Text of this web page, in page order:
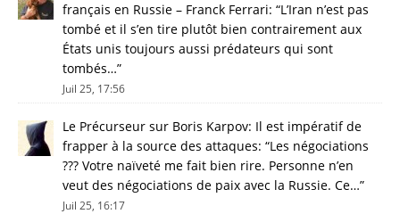
français en Russie – Franck Ferrari: “L’Iran n’est pas
tombé et il s’en tire plutôt bien contrairement aux
États unis toujours aussi prédateurs qui sont
tombés…”
Juil 25, 17:56
Le Précurseur sur Boris Karpov: Il est impératif de
frapper à la source des attaques: “Les négociations
??? Votre naïveté me fait bien rire. Personne n’en
veut des négociations de paix avec la Russie. Ce…”
Juil 25, 16:17